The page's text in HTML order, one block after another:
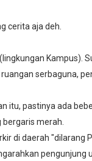
2 Tahun
keyboard
Cara Unik
cerita aja deh.
Kampus).
serbaguna,
itu, pastinya ada
merah.
di daerah "dilarang
pengunjung